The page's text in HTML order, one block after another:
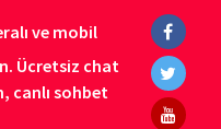
ve mobil
Ücretsiz chat
canlı sohbet